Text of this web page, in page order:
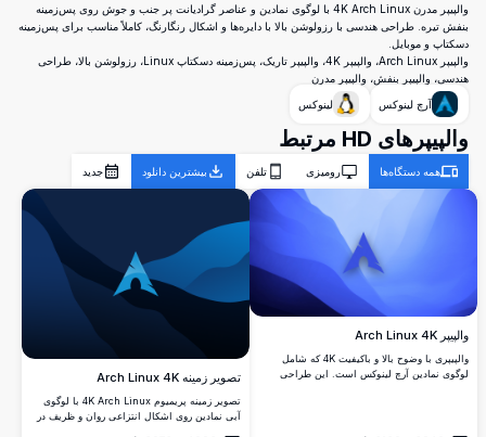
والپیپر مدرن 4K Arch Linux با لوگوی نمادین و عناصر گرادیانت پر جنب و جوش روی پس‌زمینه
بنفش تیره. طراحی هندسی با رزولوشن بالا با دایره‌ها و اشکال رنگارنگ، کاملاً مناسب برای پس‌زمینه
دسکتاپ و موبایل.
والپیپر Arch Linux، والپیپر 4K، والپیپر تاریک، پس‌زمینه دسکتاپ Linux، رزولوشن بالا، طراحی
هندسی، والپیپر بنفش، والپیپر مدرن
آرچ لینوکس
لینوکس
والپیپرهای HD مرتبط
همه دستگاه‌ها رومیزی تلفن بیشترین دانلود جدید
والپیپر Arch Linux 4K
والپیپری با وضوح بالا و باکیفیت 4K که شامل
لوگوی نمادین آرچ لینوکس است. این طراحی
مناسب می‌کند.
تصویر زمینه Arch Linux 4K
تصویر زمینه پریمیوم 4K Arch Linux با لوگوی
آبی نمادین روی اشکال انتزاعی روان و ظریف در